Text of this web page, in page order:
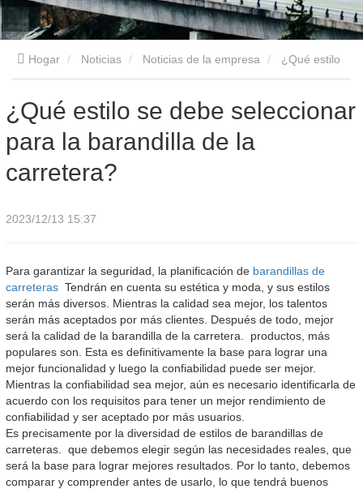
Hogar Noticias Noticias de la empresa
se debe seleccionar para la barandilla de la carretera?
¿Qué estilo se debe seleccionar
para la barandilla de la
carretera?
2023/12/13 15:37
Para garantizar la seguridad, la planificación de barandillas de
carreteras Tendrán en cuenta su estética y moda, y sus estilos
serán más diversos. Mientras la calidad sea mejor, los talentos
serán más aceptados por más clientes. Después de todo, mejor
será la calidad de la barandilla de la carretera. productos, más
populares son. Esta es definitivamente la base para lograr una
mejor funcionalidad y luego la confiabilidad puede ser mejor.
Mientras la confiabilidad sea mejor, aún es necesario identificarla de
acuerdo con los requisitos para tener un mejor rendimiento de
confiabilidad y ser aceptado por más usuarios.
Es precisamente por la diversidad de estilos de barandillas de
carreteras. que debemos elegir según las necesidades reales, que
será la base para lograr mejores resultados. Por lo tanto, debemos
comparar y comprender antes de usarlo, lo que tendrá buenos